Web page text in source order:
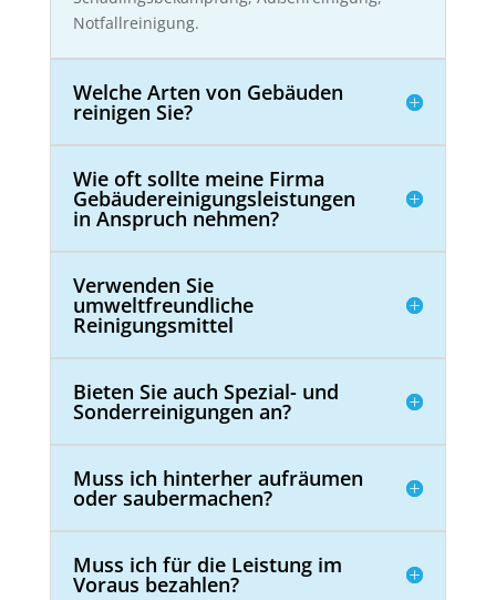
Notfallreinigung.
Welche Arten von Gebäuden
reinigen Sie?
Wie oft sollte meine Firma
Gebäudereinigungsleistungen
in Anspruch nehmen?
Verwenden Sie
umweltfreundliche
Reinigungsmittel
Bieten Sie auch Spezial- und
Sonderreinigungen an?
Muss ich hinterher aufräumen
oder saubermachen?
Muss ich für die Leistung im
Voraus bezahlen?